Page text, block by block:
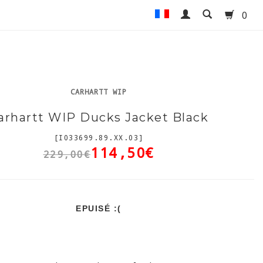
0
CARHARTT WIP
WIP Ducks Jacket Black
[I033699.89.XX.03]
229,00€114,50€
EPUISÉ :(